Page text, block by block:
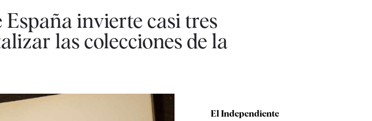
invierte casi tres
las colecciones de la
El Independiente